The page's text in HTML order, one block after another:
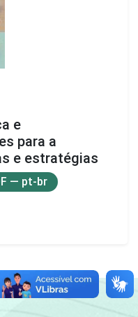
e
para a
e estratégias
— pt-br